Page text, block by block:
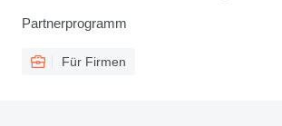
Partnerprogramm
Für Firmen